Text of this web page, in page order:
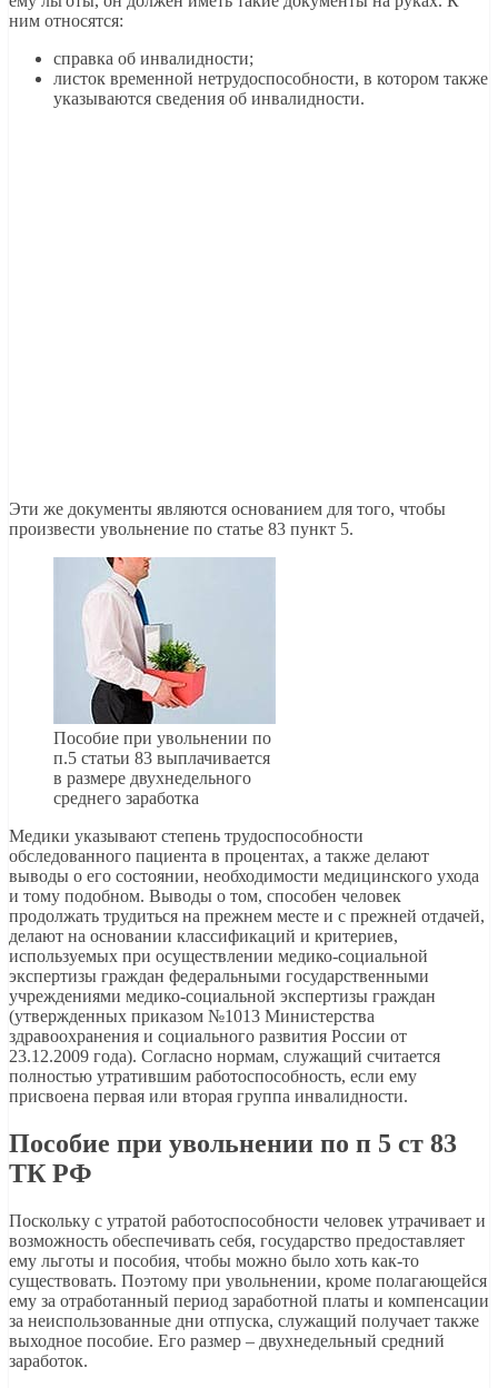
ним относятся:
справка об инвалидности;
листок временной нетрудоспособности, в котором также
указываются сведения об инвалидности.
Эти же документы являются основанием для того, чтобы
произвести увольнение по статье 83 пункт 5.
Пособие при увольнении по
п.5 статьи 83 выплачивается
в размере двухнедельного
среднего заработка
Медики указывают степень трудоспособности
обследованного пациента в процентах, а также делают
выводы о его состоянии, необходимости медицинского ухода
и тому подобном. Выводы о том, способен человек
продолжать трудиться на прежнем месте и с прежней отдачей,
делают на основании классификаций и критериев,
используемых при осуществлении медико-социальной
экспертизы граждан федеральными государственными
учреждениями медико-социальной экспертизы граждан
(утвержденных приказом №1013 Министерства
здравоохранения и социального развития России от
23.12.2009 года). Согласно нормам, служащий считается
полностью утратившим работоспособность, если ему
присвоена первая или вторая группа инвалидности.
Пособие при увольнении по п 5 ст 83
ТК РФ
Поскольку с утратой работоспособности человек утрачивает и
возможность обеспечивать себя, государство предоставляет
ему льготы и пособия, чтобы можно было хоть как-то
существовать. Поэтому при увольнении, кроме полагающейся
ему за отработанный период заработной платы и компенсации
за неиспользованные дни отпуска, служащий получает также
выходное пособие. Его размер – двухнедельный средний
заработок.